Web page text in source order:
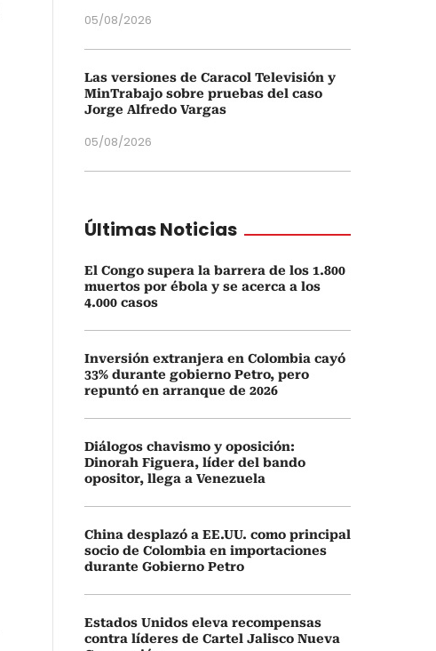
05/08/2026
Las versiones de Caracol Televisión y
MinTrabajo sobre pruebas del caso
Jorge Alfredo Vargas
05/08/2026
Últimas Noticias
El Congo supera la barrera de los 1.800
muertos por ébola y se acerca a los
4.000 casos
Inversión extranjera en Colombia cayó
33% durante gobierno Petro, pero
repuntó en arranque de 2026
Diálogos chavismo y oposición:
Dinorah Figuera, líder del bando
opositor, llega a Venezuela
China desplazó a EE.UU. como principal
socio de Colombia en importaciones
durante Gobierno Petro
Estados Unidos eleva recompensas
contra líderes de Cartel Jalisco Nueva